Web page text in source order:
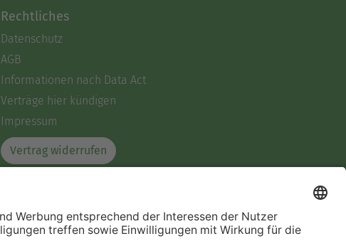
Rechtliches
Datenschutz
AGB
Informationen nach Data Act
Verträge hier kündigen
Impressum
Vertrag widerrufen